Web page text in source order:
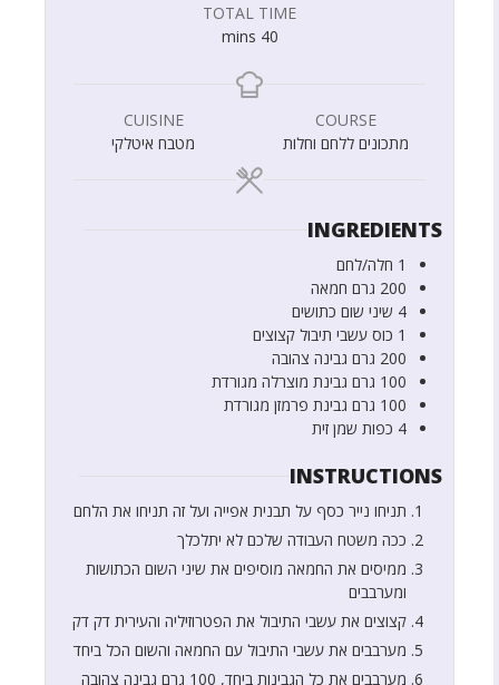
TOTAL TIME
40
mins
COURSE
מתכונים ללחם וחלות
CUISINE
מטבח איטלקי
INGREDIENTS
1 חלה/לחם
200 גרם חמאה
4 שיני שום כתושים
1 כוס עשבי תיבול קצוצים
200 גרם גבינה צהובה
100 גרם גבינת מוצרלה מגורדת
100 גרם גבינת פרמזן מגורדת
4 כפות שמן זית
INSTRUCTIONS
תניחו נייר כסף על תבנית אפייה ועל זה תניחו את הלחם
ככה משטח העבודה שלכם לא יתלכלך
ממיסים את החמאה מוסיפים את שיני השום הכתושות
ומערבבים
קצוצים את עשבי התיבול את הפטרוזיליה והעירית דק דק
מערבבים את עשבי התיבול עם החמאה והשום הכל ביחד
מערבבים את כל הגבינות ביחד, 100 גרם גבינה צהובה